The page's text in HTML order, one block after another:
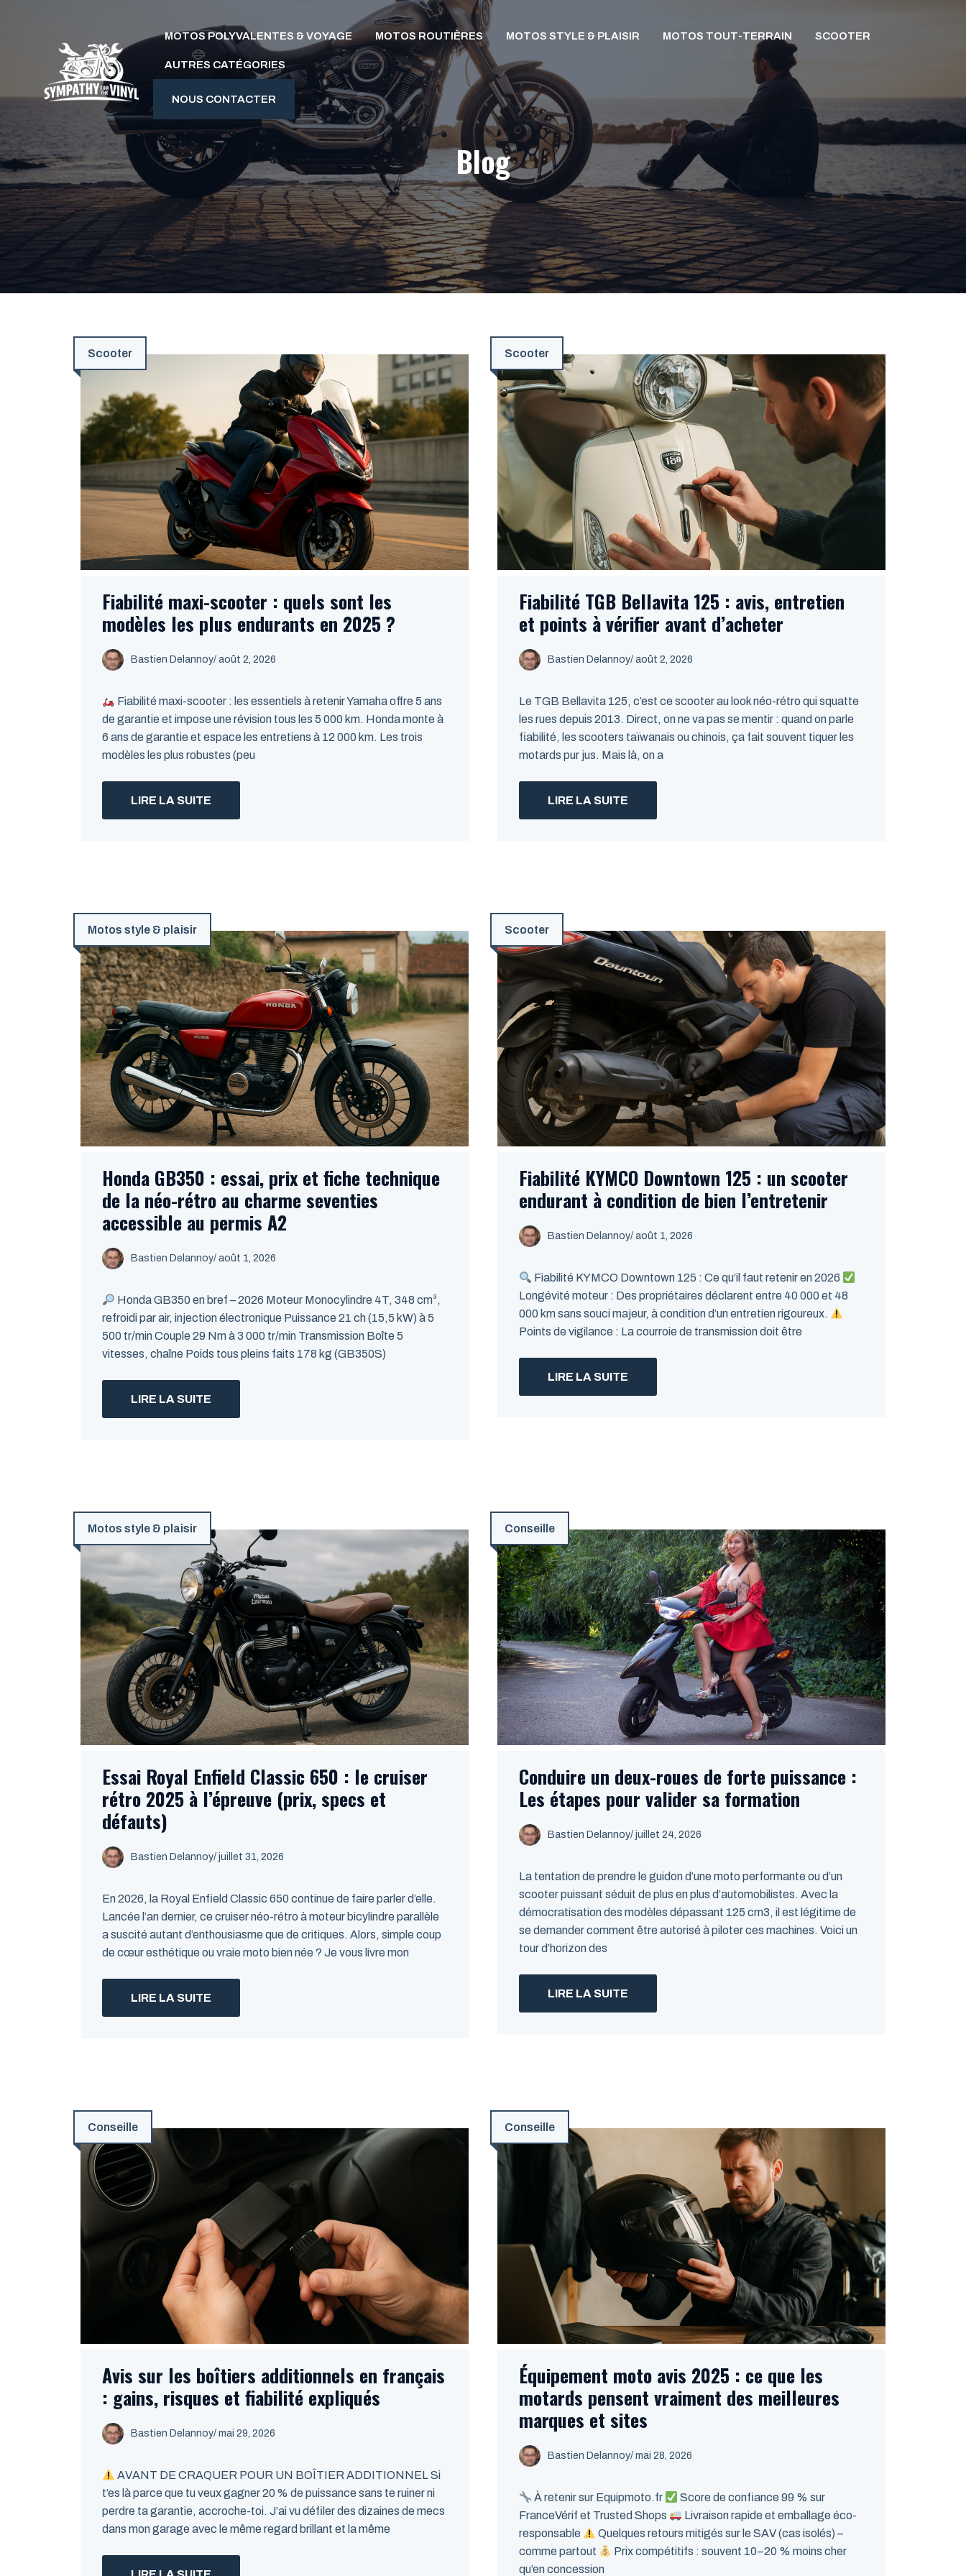
MOTOS POLYVALENTES & VOYAGE MOTOS ROUTIÈRES MOTOS STYLE & PLAISIR MOTOS TOUT-TERRAIN SCOOTER
AUTRES CATÉGORIES
NOUS CONTACTER
Blog
Scooter
Fiabilité maxi-scooter : quels sont les
modèles les plus endurants en 2025 ?
Bastien Delannoy/ août 2, 2026
Fiabilité maxi-scooter : les essentiels à retenir Yamaha offre 5 ans
de garantie et impose une révision tous les 5 000 km. Honda monte à
6 ans de garantie et espace les entretiens à 12 000 km. Les trois
modèles les plus robustes (peu
LIRE LA SUITE
Scooter
Fiabilité TGB Bellavita 125 : avis, entretien
et points à vérifier avant d’acheter
Bastien Delannoy/ août 2, 2026
Le TGB Bellavita 125, c’est ce scooter au look néo-rétro qui squatte
les rues depuis 2013. Direct, on ne va pas se mentir : quand on parle
fiabilité, les scooters taïwanais ou chinois, ça fait souvent tiquer les
motards pur jus. Mais là, on a
LIRE LA SUITE
Motos style & plaisir
Honda GB350 : essai, prix et fiche technique
de la néo-rétro au charme seventies
accessible au permis A2
Bastien Delannoy/ août 1, 2026
Honda GB350 en bref – 2026 Moteur Monocylindre 4T, 348 cm³,
refroidi par air, injection électronique Puissance 21 ch (15,5 kW) à 5
500 tr/min Couple 29 Nm à 3 000 tr/min Transmission Boîte 5
vitesses, chaîne Poids tous pleins faits 178 kg (GB350S)
LIRE LA SUITE
Scooter
Fiabilité KYMCO Downtown 125 : un scooter
endurant à condition de bien l’entretenir
Bastien Delannoy/ août 1, 2026
Fiabilité KYMCO Downtown 125 : Ce qu’il faut retenir en 2026
Longévité moteur : Des propriétaires déclarent entre 40 000 et 48
000 km sans souci majeur, à condition d’un entretien rigoureux.
Points de vigilance : La courroie de transmission doit être
LIRE LA SUITE
Motos style & plaisir
Essai Royal Enfield Classic 650 : le cruiser
rétro 2025 à l’épreuve (prix, specs et
défauts)
Bastien Delannoy/ juillet 31, 2026
En 2026, la Royal Enfield Classic 650 continue de faire parler d’elle.
Lancée l’an dernier, ce cruiser néo-rétro à moteur bicylindre parallèle
a suscité autant d’enthousiasme que de critiques. Alors, simple coup
de cœur esthétique ou vraie moto bien née ? Je vous livre mon
LIRE LA SUITE
Conseille
Conduire un deux-roues de forte puissance :
Les étapes pour valider sa formation
Bastien Delannoy/ juillet 24, 2026
La tentation de prendre le guidon d’une moto performante ou d’un
scooter puissant séduit de plus en plus d’automobilistes. Avec la
démocratisation des modèles dépassant 125 cm3, il est légitime de
se demander comment être autorisé à piloter ces machines. Voici un
tour d’horizon des
LIRE LA SUITE
Conseille
Avis sur les boîtiers additionnels en français
: gains, risques et fiabilité expliqués
Bastien Delannoy/ mai 29, 2026
AVANT DE CRAQUER POUR UN BOÎTIER ADDITIONNEL Si
t’es là parce que tu veux gagner 20 % de puissance sans te ruiner ni
perdre ta garantie, accroche-toi. J’ai vu défiler des dizaines de mecs
dans mon garage avec le même regard brillant et la même
Conseille
Équipement moto avis 2025 : ce que les
motards pensent vraiment des meilleures
marques et sites
Bastien Delannoy/ mai 28, 2026
À retenir sur Equipmoto.fr
Score de confiance 99 % sur
FranceVérif et Trusted Shops
Livraison rapide et emballage éco-
responsable
Quelques retours mitigés sur le SAV (cas isolés) –
comme partout
Prix compétitifs : souvent 10–20 % moins cher
qu’en concession